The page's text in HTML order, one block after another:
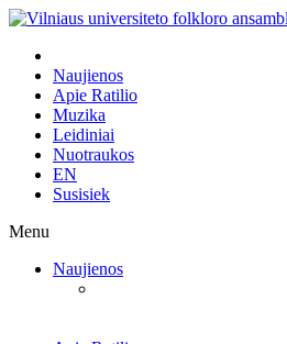
Naujienos
Apie Ratilio
Muzika
Leidiniai
Nuotraukos
EN
Susisiek
Menu
Naujienos